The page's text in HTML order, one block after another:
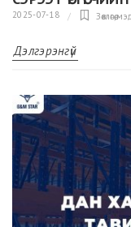
2025-07-18
Дэлгэрэнгүй